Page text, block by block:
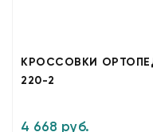
КРОССОВКИ
220-2
4 668 руб.